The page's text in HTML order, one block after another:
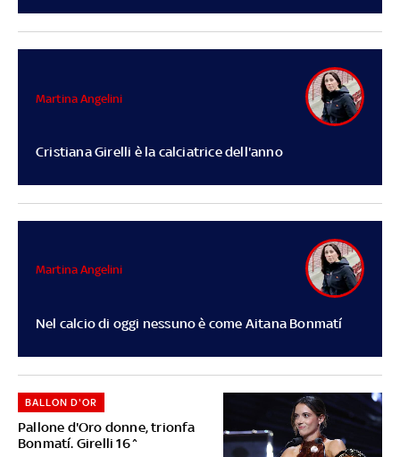
Cristiana Girelli è la calciatrice dell'anno
Martina Angelini
Nel calcio di oggi nessuno è come Aitana Bonmatí
Martina Angelini
Pallone d'Oro donne, trionfa
Bonmatí. Girelli 16^
BALLON D'OR